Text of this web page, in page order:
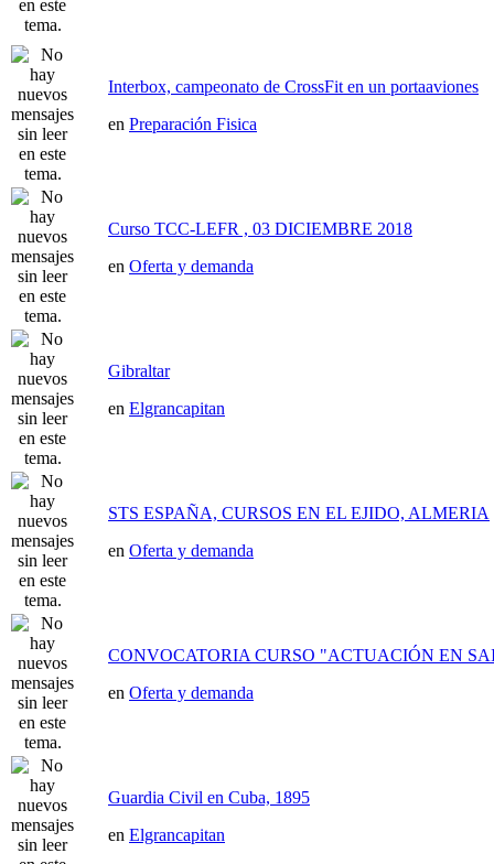
Interbox, campeonato de CrossFit en un portaaviones
en Preparación Fisica
Curso TCC-LEFR , 03 DICIEMBRE 2018
en Oferta y demanda
Gibraltar
en Elgrancapitan
STS ESPAÑA, CURSOS EN EL EJIDO, ALMERIA
en Oferta y demanda
CONVOCATORIA CURSO "ACTUACIÓN EN
en Oferta y demanda
Guardia Civil en Cuba, 1895
en Elgrancapitan